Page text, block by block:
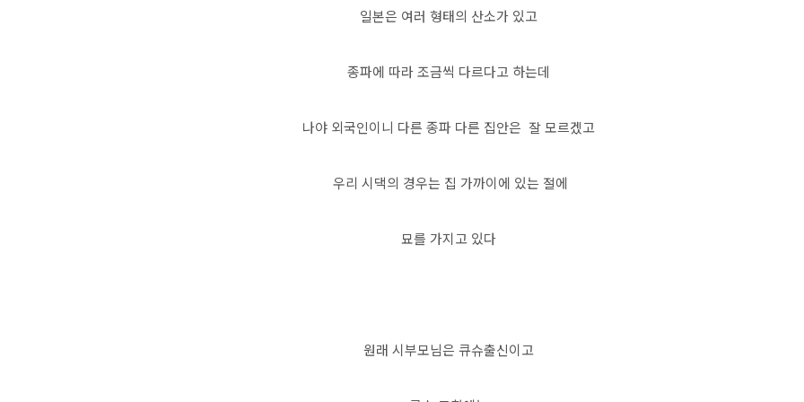
일본은 여러 형태의 산소가 있고
종파에 따라 조금씩 다르다고 하는데
나야 외국인이니 다른 종파 다른 집안은 잘 모르겠고
우리 시댁의 경우는 집 가까이에 있는 절에
묘를 가지고 있다
원래 시부모님은 큐슈출신이고